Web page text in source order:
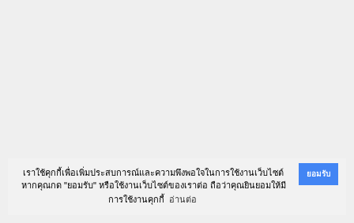
เราใช้คุกกี้เพื่อเพิ่มประสบการณ์และความพึงพอใจในการใช้งานเว็บไซต์
หากคุณกด "ยอมรับ" หรือใช้งานเว็บไซต์ของเราต่อ ถือว่าคุณยินยอมให้มี
การใช้งานคุกกี้
อ่านต่อ
ยอมรับ